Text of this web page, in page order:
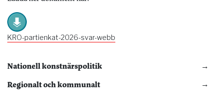
Nationell konstnärspolitik
Regionalt och kommunalt
KRO-partienkat-2026-svar-webb